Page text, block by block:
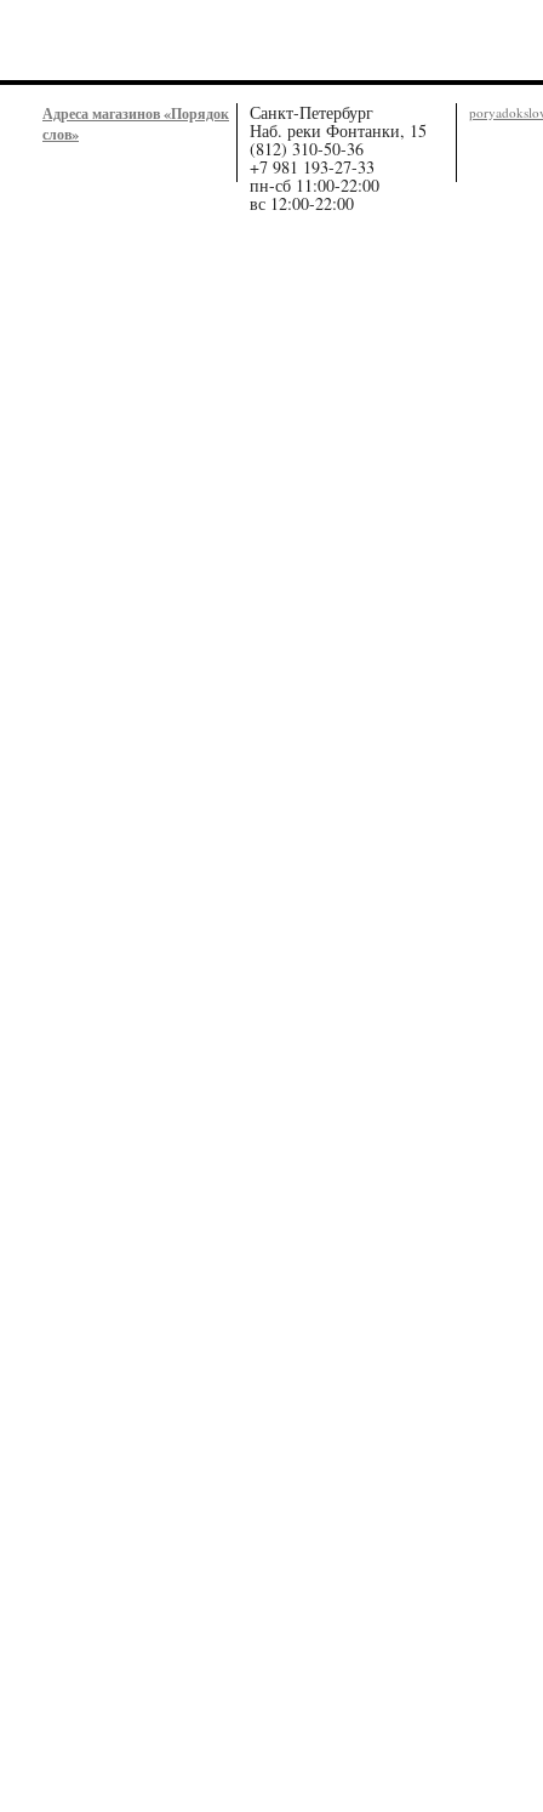
Адреса магазинов «Порядок
слов»
Санкт-Петербург
Наб. реки Фонтанки, 15
(812) 310-50-36
+7 981 193-27-33
пн-сб 11:00-22:00
вс 12:00-22:00